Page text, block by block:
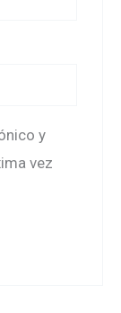
y
vez